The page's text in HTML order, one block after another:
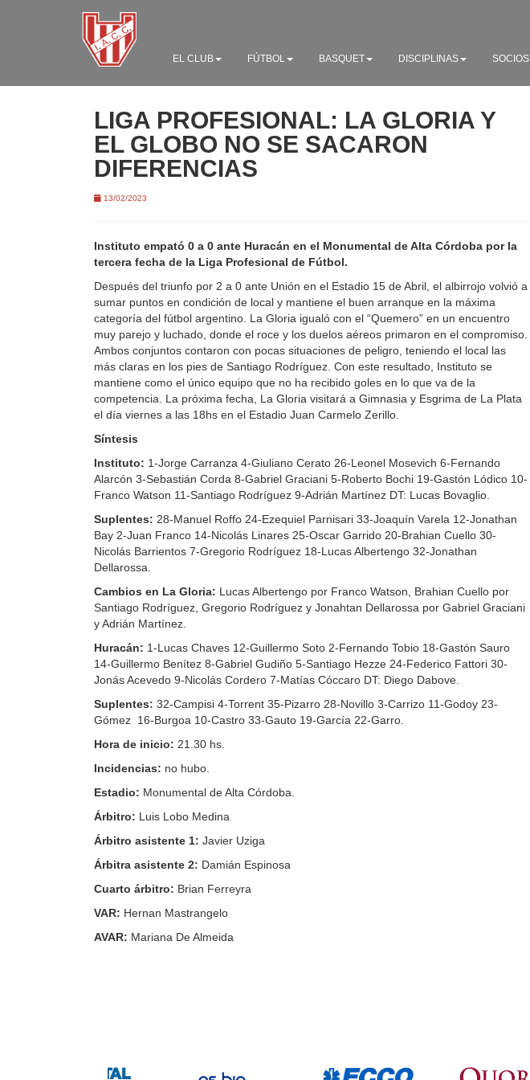
EL CLUB FÚTBOL BASQUET DISCIPLINAS SOCIOS
LIGA PROFESIONAL: LA GLORIA Y
EL GLOBO NO SE SACARON
DIFERENCIAS
13/02/2023
Instituto empató 0 a 0 ante Huracán en el Monumental de Alta Córdoba por la
tercera fecha de la Liga Profesional de Fútbol.
Después del triunfo por 2 a 0 ante Unión en el Estadio 15 de Abril, el albirrojo volvió a
sumar puntos en condición de local y mantiene el buen arranque en la máxima
categoría del fútbol argentino. La Gloria igualó con el “Quemero” en un encuentro
muy parejo y luchado, donde el roce y los duelos aéreos primaron en el compromiso.
Ambos conjuntos contaron con pocas situaciones de peligro, teniendo el local las
más claras en los pies de Santiago Rodríguez. Con este resultado, Instituto se
mantiene como el único equipo que no ha recibido goles en lo que va de la
competencia. La próxima fecha, La Gloria visitará a Gimnasia y Esgrima de La Plata
el día viernes a las 18hs en el Estadio Juan Carmelo Zerillo.
Síntesis
Instituto: 1-Jorge Carranza 4-Giuliano Cerato 26-Leonel Mosevich 6-Fernando
Alarcón 3-Sebastián Corda 8-Gabriel Graciani 5-Roberto Bochi 19-Gastón Lódico 10-
Franco Watson 11-Santiago Rodríguez 9-Adrián Martínez DT: Lucas Bovaglio.
Suplentes: 28-Manuel Roffo 24-Ezequiel Parnisari 33-Joaquín Varela 12-Jonathan
Bay 2-Juan Franco 14-Nicolás Linares 25-Oscar Garrido 20-Brahian Cuello 30-
Nicolás Barrientos 7-Gregorio Rodríguez 18-Lucas Albertengo 32-Jonathan
Dellarossa.
Cambios en La Gloria: Lucas Albertengo por Franco Watson, Brahian Cuello por
Santiago Rodríguez, Gregorio Rodríguez y Jonahtan Dellarossa por Gabriel Graciani
y Adrián Martínez.
Huracán: 1-Lucas Chaves 12-Guillermo Soto 2-Fernando Tobio 18-Gastón Sauro
14-Guillermo Benítez 8-Gabriel Gudiño 5-Santiago Hezze 24-Federico Fattori 30-
Jonás Acevedo 9-Nicolás Cordero 7-Matías Cóccaro DT: Diego Dabove.
Suplentes: 32-Campisi 4-Torrent 35-Pizarro 28-Novillo 3-Carrizo 11-Godoy 23-
Gómez 16-Burgoa 10-Castro 33-Gauto 19-García 22-Garro.
Hora de inicio: 21.30 hs.
Incidencias: no hubo.
Estadio: Monumental de Alta Córdoba.
Árbitro: Luis Lobo Medina
Árbitro asistente 1: Javier Uziga
Árbitra asistente 2: Damián Espinosa
Cuarto árbitro: Brian Ferreyra
VAR: Hernan Mastrangelo
AVAR: Mariana De Almeida